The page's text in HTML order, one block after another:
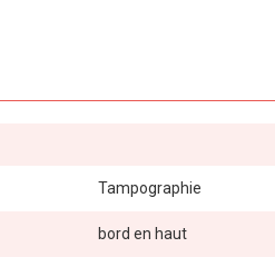
Tampographie
bord en haut